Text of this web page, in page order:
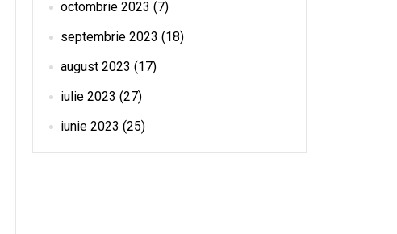
octombrie 2023 (7)
septembrie 2023 (18)
august 2023 (17)
iulie 2023 (27)
iunie 2023 (25)